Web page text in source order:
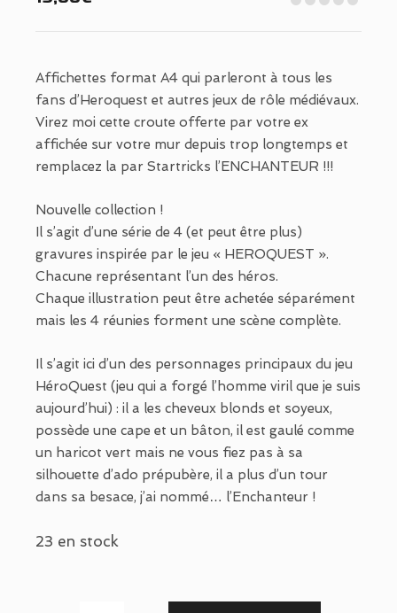
Affichettes format A4 qui parleront à tous les
fans d’Heroquest et autres jeux de rôle médiévaux.
Virez moi cette croute offerte par votre ex
affichée sur votre mur depuis trop longtemps et
remplacez la par Startricks l’ENCHANTEUR !!!
Nouvelle collection !
Il s’agit d’une série de 4 (et peut être plus)
gravures inspirée par le jeu « HEROQUEST ».
Chacune représentant l’un des héros.
Chaque illustration peut être achetée séparément
mais les 4 réunies forment une scène complète.
Il s’agit ici d’un des personnages principaux du jeu
HéroQuest (jeu qui a forgé l’homme viril que je suis
aujourd’hui) : il a les cheveux blonds et soyeux,
possède une cape et un bâton, il est gaulé comme
un haricot vert mais ne vous fiez pas à sa
silhouette d’ado prépubère, il a plus d’un tour
dans sa besace, j’ai nommé… l’Enchanteur !
23 en stock